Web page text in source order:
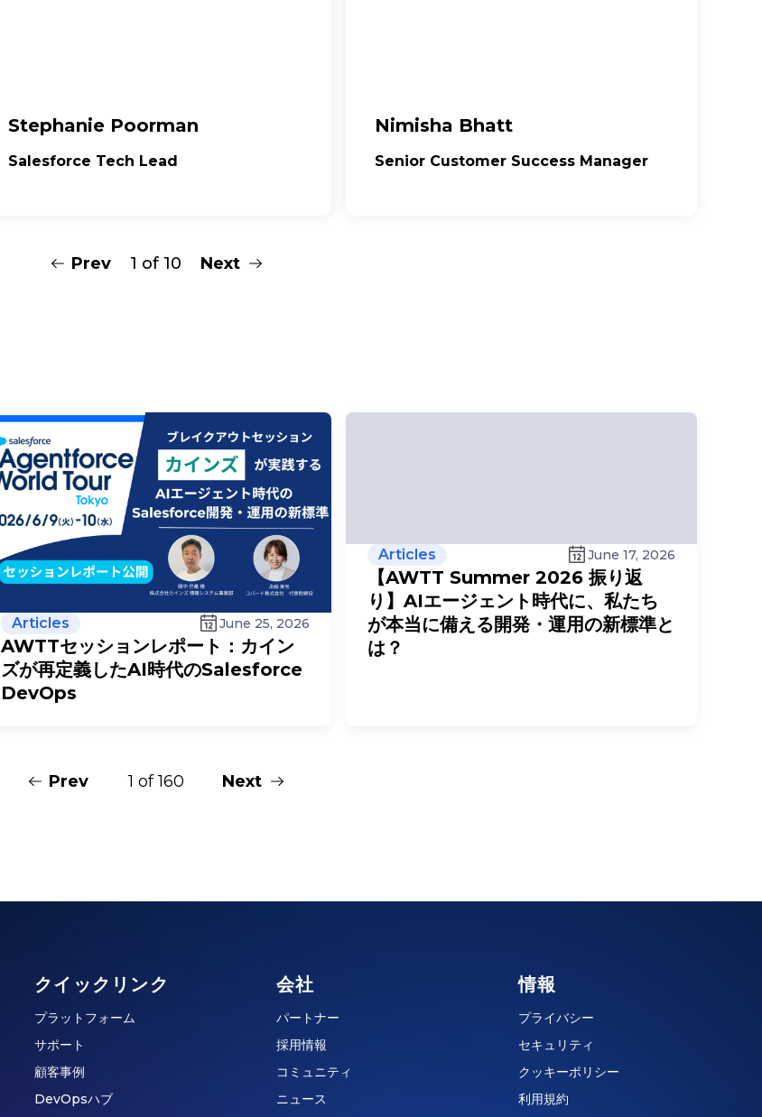
Stephanie Poorman
Salesforce Tech Lead
Nimisha Bhatt
Senior Customer Success Manager
Prev 1 of 10 Next
Articles June 25, 2026
AWTTセッションレポート：カイン
ズが再定義したAI時代のSalesforce
DevOps
Articles June 17, 2026
【AWTT Summer 2026 振り返
り】AIエージェント時代に、私たち
が本当に備える開発・運用の新標準と
は？
Prev 1 of 160 Next
クイックリンク
プラットフォーム
サポート
顧客事例
DevOpsハブ
会社
パートナー
採用情報
コミュニティ
ニュース
情報
プライバシー
セキュリティ
クッキーポリシー
利用規約